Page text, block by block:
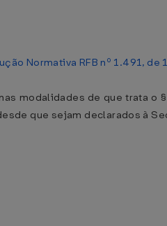
Normativa RFB nº 1.491, de
modalidades de que trata o
que sejam declarados à